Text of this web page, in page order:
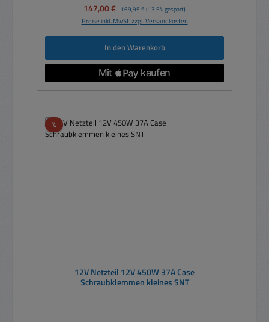
Verkaufspreis:
147,00 € Regulärer Preis:
169,95 € (13.5% gespart)
Preise inkl. MwSt. zzgl. Versandkosten
In den Warenkorb
%Rabatt
12V Netzteil 12V 450W 37A Case
Schraubklemmen kleines SNT